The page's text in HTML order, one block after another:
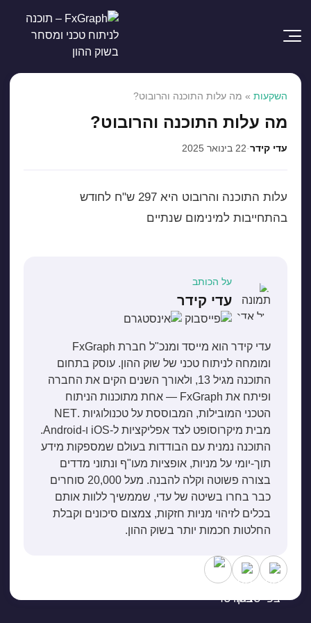
השקעות » מה עלות התוכנה והרובוט?
מה עלות התוכנה והרובוט?
עדי קידר·22 בינואר 2025
עלות התוכנה והרובוט היא 297 ש"ח לחודש
בהתחייבות למינימום שנתיים
על הכותב
עדי קידר
עדי קידר הוא מייסד ומנכ"ל חברת FxGraph
ומומחה לניתוח טכני של שוק ההון. עוסק בתחום
התוכנה מגיל 13, ולאורך השנים הקים את החברה
ופיתח את FxGraph — אחת מתוכנות הניתוח
הטכני המובילות, המבוססת על טכנולוגיות .NET
מבית מיקרוסופט לצד אפליקציות ל-iOS ו-Android.
התוכנה נמנית עם הבודדות בעולם שמספקות מידע
תוך-יומי על מניות, אופציות מעו"ף ונתוני מדדים
בצורה פשוטה וקלה להבנה. מעל 20,000 סוחרים
כבר בחרו בשיטה של עדי, שממשיך ללוות אותם
בכלים לזיהוי מניות חזקות, צמצום סיכונים וקבלת
החלטות חכמות יותר בשוק ההון.